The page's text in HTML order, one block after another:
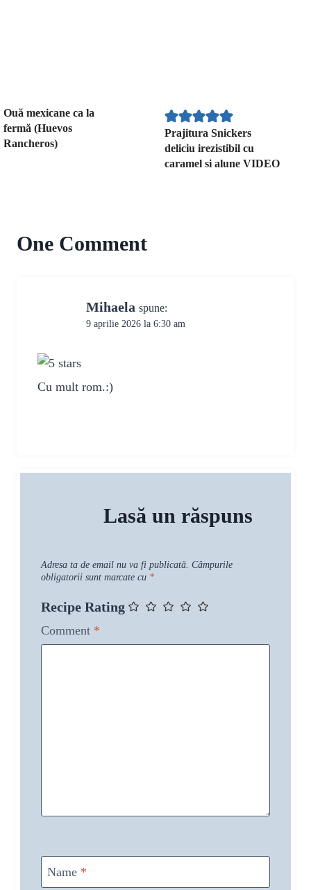
Ouă mexicane ca la
fermă (Huevos
Rancheros)
Prajitura Snickers
deliciu irezistibil cu
caramel si alune VIDEO
One Comment
Mihaela spune:
9 aprilie 2026 la 6:30 am
Cu mult rom.:)
Lasă un răspuns
Adresa ta de email nu va fi publicată. Câmpurile
obligatorii sunt marcate cu *
Recipe Rating
Comment *
Name *